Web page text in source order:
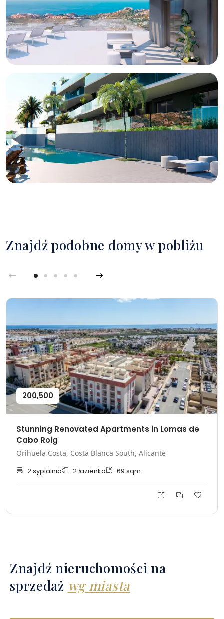
Znajdź podobne domy w pobliżu
200,500
Stunning Renovated Apartments in Lomas de
Cabo Roig
Orihuela Costa, Costa Blanca South, Alicante
2sypialnia 2łazienka 69 sqm
Znajdź nieruchomości na
sprzedaż wg miasta